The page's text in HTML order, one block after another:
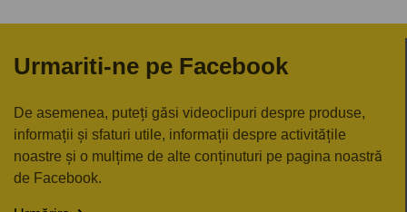
Urmariti-ne pe Facebook
De asemenea, puteți găsi videoclipuri despre produse,
informații și sfaturi utile, informații despre activitățile
noastre și o mulțime de alte conținuturi pe pagina noastră
de Facebook.